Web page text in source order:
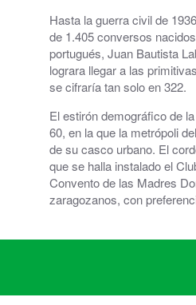
Hasta la guerra civil de
de 1.405 conversos
portugués, Juan Bautista
lograra llegar a las
se cifraría tan solo en 322.
El estirón demográfico de
60, en la que la metrópoli
de su casco urbano. El
que se halla instalado el
Convento de las Madres
zaragozanos, con